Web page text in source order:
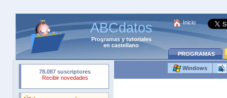
ABCdatos
Programasytutoriales
en castellano
Inicio
PROGRAMAS
Windows